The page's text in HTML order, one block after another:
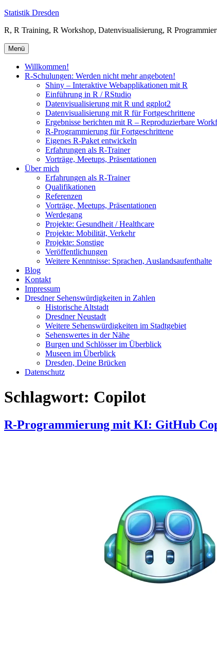
Zum
springen
Statistik Dresden
R, R Training, R Workshop, Datenvisualisierung, R
Menü
Willkommen!
R-Schulungen: Werden nicht mehr angeboten!
Shiny – Interaktive Webapplikationen mit R
Einführung in R / RStudio
Datenvisualisierung mit R und ggplot2
Datenvisualisierung mit R für Fortgeschrittene
Ergebnisse berichten mit R – Reproduzierbare
R-Programmierung für Fortgeschrittene
Eigenes R-Paket entwickeln
Erfahrungen als R-Trainer
Vorträge, Meetups, Präsentationen
Über mich
Erfahrungen als R-Trainer
Qualifikationen
Referenzen
Vorträge, Meetups, Präsentationen
Werdegang
Projekte: Gesundheit / Healthcare
Projekte: Mobilität, Verkehr
Projekte: Sonstige
Veröffentlichungen
Weitere Kenntnisse: Sprachen, Auslandsaufenthalte
Blog
Kontakt
Impressum
Dresdner Sehenswürdigkeiten in Zahlen
Historische Altstadt
Dresdner Neustadt
Weitere Sehenswürdigkeiten im Stadtgebiet
Sehenswertes in der Nähe
Burgen und Schlösser im Überblick
Museen im Überblick
Dresden, Deine Brücken
Datenschutz
Schlagwort: Copilot
R-Programmierung mit KI: GitHub